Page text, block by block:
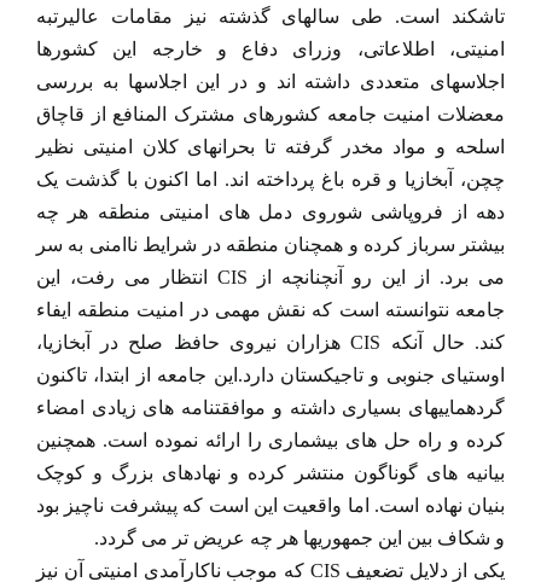
تاشکند است. طی سالهای گذشته نیز مقامات عالیرتبه
امنیتی، اطلاعاتی، وزرای دفاع و خارجه این کشورها
اجلاسهای متعددی داشته اند و در این اجلاسها به بررسی
معضلات امنیت جامعه کشورهای مشترک المنافع از قاچاق
اسلحه و مواد مخدر گرفته تا بحرانهای کلان امنیتی نظیر
چچن، آبخازیا و قره باغ پرداخته اند. اما اکنون با گذشت یک
دهه از فروپاشی شوروی دمل های امنیتی منطقه هر چه
بیشتر سرباز کرده و همچنان منطقه در شرایط ناامنی به سر
می برد. از این رو آنچنانچه از CIS انتظار می رفت، این
جامعه نتوانسته است که نقش مهمی در امنیت منطقه ایفاء
کند. حال آنکه CIS هزاران نیروی حافظ صلح در آبخازیا،
اوستیای جنوبی و تاجیکستان دارد.این جامعه از ابتدا، تاکنون
گردهماییهای بسیاری داشته و موافقتنامه های زیادی امضاء
کرده و راه حل های بیشماری را ارائه نموده است. همچنین
بیانیه های گوناگون منتشر کرده و نهادهای بزرگ و کوچک
بنیان نهاده است. اما واقعیت این است که پیشرفت ناچیز بود
و شکاف بین این جمهوریها هر چه عریض تر می گردد.
یکی از دلایل تضعیف CIS که موجب ناکارآمدی امنیتی آن نیز